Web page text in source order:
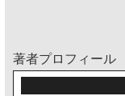
著者プロフィール